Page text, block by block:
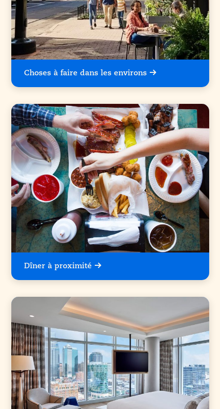
Choses à faire dans les environs
Dîner à proximité